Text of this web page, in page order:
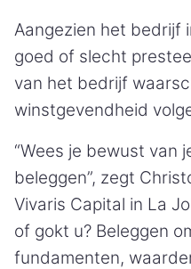
Aangezien het bedrijf
goed of slecht
van het bedrijf
winstgevendheid
“Wees je bewust van
beleggen”, zegt
Vivaris Capital in La
of gokt u? Beleggen
fundamenten,